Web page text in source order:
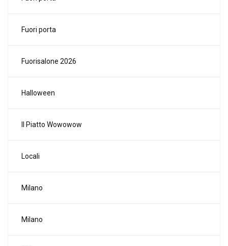
Fuori porta
Fuorisalone 2026
Halloween
Il Piatto Wowowow
Locali
Milano
Milano